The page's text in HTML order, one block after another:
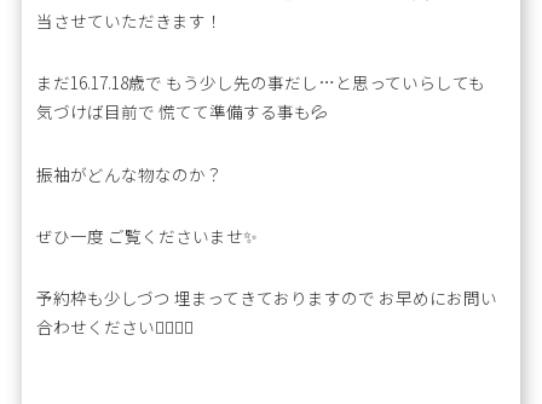
当させていただきます！
まだ16.17.18歳で もう少し先の事だし…と思っていらしても
気づけば目前で 慌てて準備する事も💦
振袖がどんな物なのか？
ぜひ一度 ご覧くださいませ✨
予約枠も少しづつ 埋まってきておりますので お早めにお問い
合わせください🙇‍♀️🙇‍♀️